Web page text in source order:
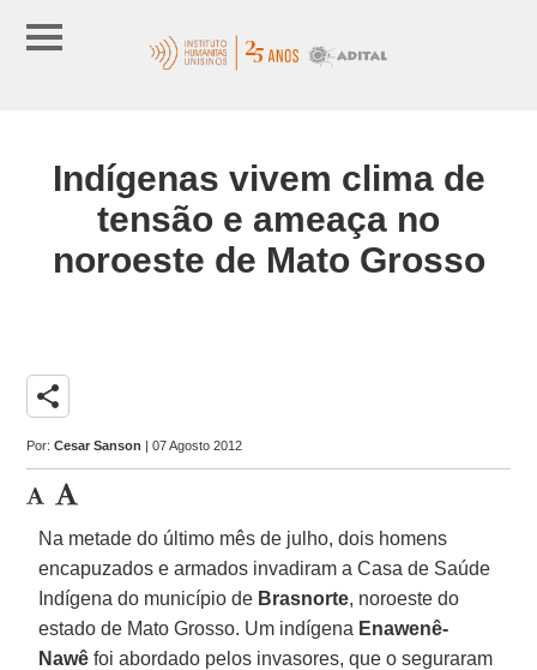
Indígenas vivem clima de
tensão e ameaça no
noroeste de Mato Grosso
share
Por:Cesar Sanson | 07 Agosto 2012
Na metade do último mês de julho, dois homens
encapuzados e armados invadiram a Casa de Saúde
Indígena do município de Brasnorte, noroeste do
estado de Mato Grosso. Um indígena Enawenê-
Nawêfoi abordado pelos invasores, que o seguraram